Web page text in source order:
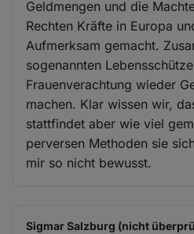
Geldmengen und die
Rechten Kräfte in Europa
Aufmerksam gemacht.
sogenannten
Frauenverachtung wieder
machen. Klar wissen wir,
stattfindet aber wie viel
perversen Methoden sie
mir so nicht bewusst.
Sigmar Salzburg (nicht